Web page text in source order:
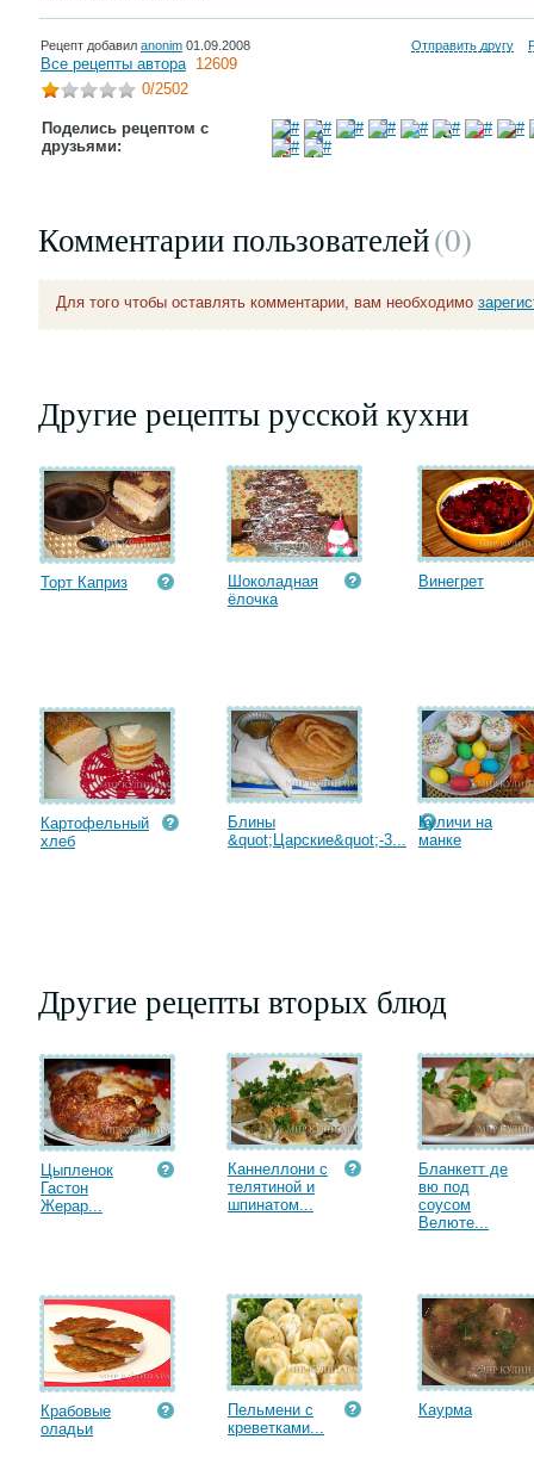
Рецепт добавил anonim 01.09.2008 Отправить другу
Все рецепты автора 12609
0/2502
Поделись рецептом с
друзьями:
Комментарии пользователей(0)
Для того чтобы оставлять комментарии, вам необходимо
Другие рецепты русской кухни
Торт Каприз
Шоколадная
ёлочка
Винегрет
Картофельный
хлеб
Блины
&quot;Царские&quot;-3...
Куличи на
манке
Другие рецепты вторых блюд
Цыпленок
Гастон
Жерар...
Каннеллони с
телятиной и
шпинатом...
Бланкетт де
вю под
соусом
Велюте...
Крабовые
оладьи
Пельмени с
креветками...
Каурма